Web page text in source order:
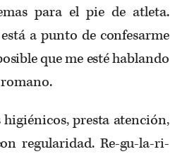
para el pie de atleta.
a punto de confesarme
que me esté hablando
presta atención,
regularidad. Re-gu-la-ri-